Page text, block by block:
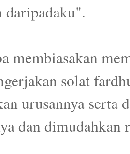
daripadaku".
membiasakan
solat
urusannya serta
dan dimudahkan